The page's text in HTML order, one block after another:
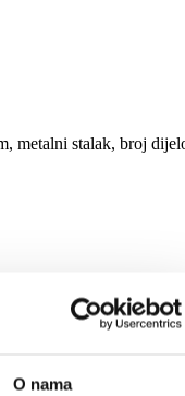
O nama
metalni stalak, broj
snijegom prekrivene